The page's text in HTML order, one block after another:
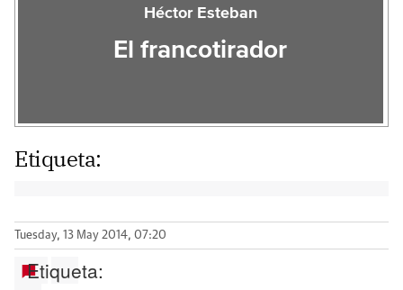
Héctor Esteban
El francotirador
Etiqueta:
Tuesday, 13 May 2014, 07:20
Etiqueta: